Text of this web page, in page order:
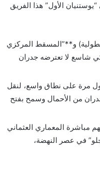
“يوستنيان الأول” هذا الفريق
و**”المسقط المركزي
شاسع لا تعترضه جدران
مرة على نطاق واسع، لنقل
من الأحمال وسمح بفتح
مباشرة المعماري العثماني
في عصر النهضة،